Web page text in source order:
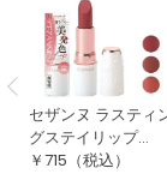
セザンヌ ラスティ
グステイリップ...
￥715 （税込）